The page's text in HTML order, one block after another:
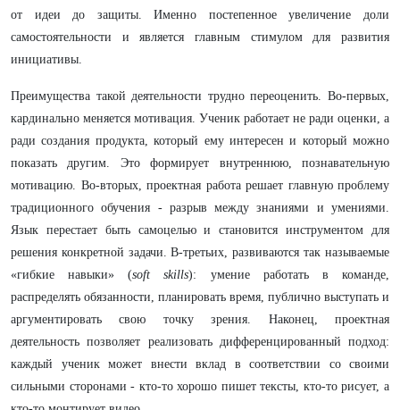
от идеи до защиты. Именно постепенное увеличение доли
самостоятельности и является главным стимулом для развития
инициативы.
Преимущества такой деятельности трудно переоценить. Во-первых,
кардинально меняется мотивация. Ученик работает не ради оценки, а
ради создания продукта, который ему интересен и который можно
показать другим. Это формирует внутреннюю, познавательную
мотивацию. Во-вторых, проектная работа решает главную проблему
традиционного обучения - разрыв между знаниями и умениями.
Язык перестает быть самоцелью и становится инструментом для
решения конкретной задачи. В-третьих, развиваются так называемые
«гибкие навыки» (soft skills): умение работать в команде,
распределять обязанности, планировать время, публично выступать и
аргументировать свою точку зрения. Наконец, проектная
деятельность позволяет реализовать дифференцированный подход:
каждый ученик может внести вклад в соответствии со своими
сильными сторонами - кто-то хорошо пишет тексты, кто-то рисует, а